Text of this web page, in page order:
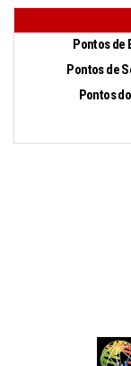
Pontos de
Pontos